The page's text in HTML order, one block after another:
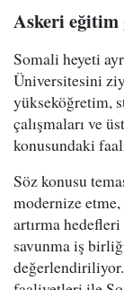
Askeri eğitim
Somali heyeti
Üniversitesini
yükseköğretim,
çalışmaları ve
konusundaki
Söz konusu
modernize
artırma
savunma iş